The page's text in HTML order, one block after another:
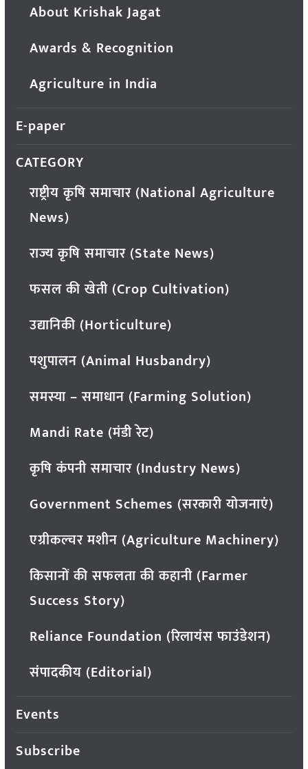
About Krishak Jagat
Awards & Recognition
Agriculture in India
E-paper
CATEGORY
राष्ट्रीय कृषि समाचार (National Agriculture
News)
राज्य कृषि समाचार (State News)
फसल की खेती (Crop Cultivation)
उद्यानिकी (Horticulture)
पशुपालन (Animal Husbandry)
समस्या – समाधान (Farming Solution)
Mandi Rate (मंडी रेट)
कृषि कंपनी समाचार (Industry News)
Government Schemes (सरकारी योजनाएं)
एग्रीकल्चर मशीन (Agriculture Machinery)
किसानों की सफलता की कहानी (Farmer
Success Story)
Reliance Foundation (रिलायंस फाउंडेशन)
संपादकीय (Editorial)
Events
Subscribe